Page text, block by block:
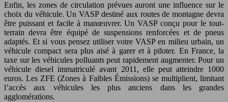
Enfin, les zones de circulation prévues auront une influence sur le
choix du véhicule. Un VASP destiné aux routes de montagne devra
être puissant et facile à manœuvrer. Un VASP conçu pour le tout-
terrain devra être équipé de suspensions renforcées et de pneus
adaptés. Et si vous pensez utiliser votre VASP en milieu urbain, un
véhicule compact sera plus aisé à garer et à piloter. En France, la
taxe sur les véhicules polluants peut rapidement augmenter. Pour un
véhicule diesel immatriculé avant 2011, elle peut atteindre 1000
euros. Les ZFE (Zones à Faibles Émissions) se multiplient, limitant
l’accès aux véhicules les plus anciens dans les grandes
agglomérations.